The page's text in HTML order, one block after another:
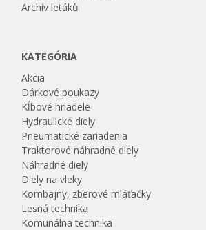
Archiv letáků
KATEGÓRIA
Akcia
Dárkové poukazy
Kĺbové hriadele
Hydraulické diely
Pneumatické zariadenia
Traktorové náhradné diely
Náhradné diely
Diely na vleky
Kombajny, zberové mláťačky
Lesná technika
Komunálna technika